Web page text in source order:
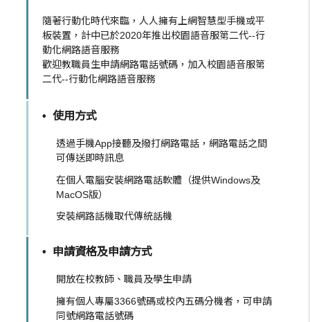
隨著行動化時代來臨，人人擁有上網智慧型手機或平
板裝置，計中已於2020年推出校園語音服第二代--行
動化網路語音服務
歡迎教職員生申請網路電話號碼，加入校園語音服第
二代--行動化網路語音服務
使用方式
透過手機App接聽及撥打網路電話，網路電話之間
可傳送即時訊息
在個人電腦安裝網路電話軟體（提供Windows及
MacOS版）
安裝網路話機取代傳統話機
申請資格及申請方式
開放在校教師、職員及學生申請
擁有個人專屬3366號碼或校內五碼分機者，可申請
同號網路電話號碼